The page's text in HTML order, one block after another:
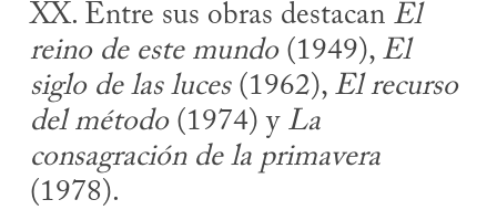
XX. Entre sus obras destacan El
reino de este mundo(1949), El
siglo de las luces(1962), El recurso
del método(1974) y La
consagración de la primavera
(1978).